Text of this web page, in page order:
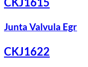
Junta Valvula Egr
CKJ1622